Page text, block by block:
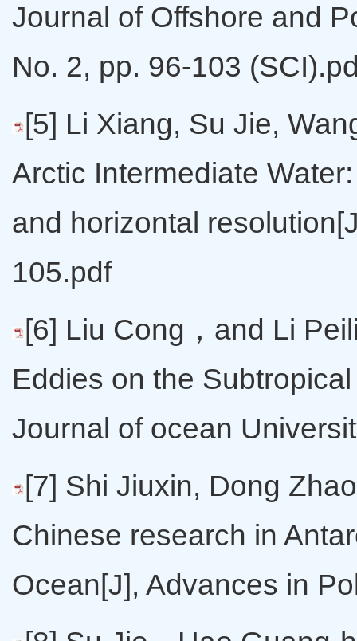
Journal of Offshore and
No. 2, pp. 96-103
[5] Li Xiang, Su Jie,
Arctic Intermediate
and horizontal
105.pdf
[6] Liu Cong，and Li
Eddies on the
Journal of ocean
[7] Shi Jiuxin, Dong
Chinese research in
Ocean[J], Advances in